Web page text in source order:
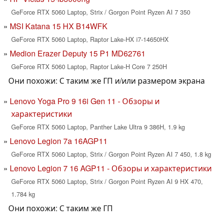
GeForce RTX 5060 Laptop, Strix / Gorgon Point Ryzen AI 7 350
MSI Katana 15 HX B14WFK
GeForce RTX 5060 Laptop, Raptor Lake-HX i7-14650HX
Medion Erazer Deputy 15 P1 MD62761
GeForce RTX 5060 Laptop, Raptor Lake-H Core 7 250H
Они похожи: С таким же ГП и/или размером экрана
Lenovo Yoga Pro 9 16i Gen 11 - Обзоры и
характеристики
GeForce RTX 5060 Laptop, Panther Lake Ultra 9 386H, 1.9 kg
Lenovo Legion 7a 16AGP11
GeForce RTX 5060 Laptop, Strix / Gorgon Point Ryzen AI 7 450, 1.8 kg
Lenovo Legion 7 16 AGP11 - Обзоры и характеристики
GeForce RTX 5060 Laptop, Strix / Gorgon Point Ryzen AI 9 HX 470,
1.784 kg
Они похожи: С таким же ГП